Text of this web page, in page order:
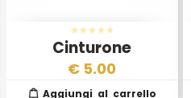
Cinturone
Metropolitan Police
Usato
€ 5.00